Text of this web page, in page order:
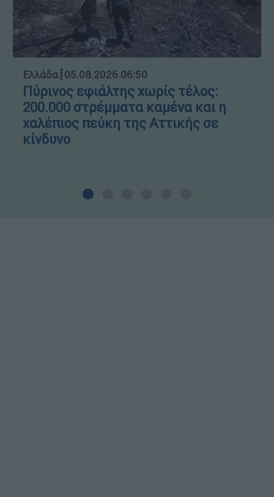
Ελλάδα┋05.08.2026 06:50
Πύρινος εφιάλτης χωρίς τέλος:
200.000 στρέμματα καμένα και η
χαλέπιος πεύκη της Αττικής σε
κίνδυνο